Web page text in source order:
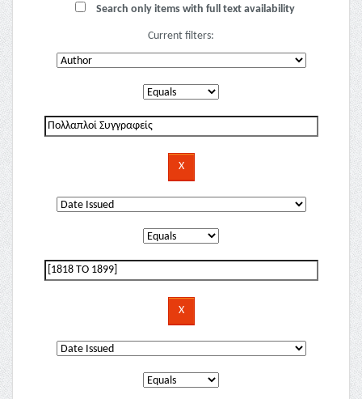
Search only items with full text availability
Current filters: